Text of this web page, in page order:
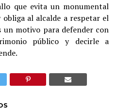
que evita un monumental
al alcalde a respetar el
un motivo para defender con
público y decirle a